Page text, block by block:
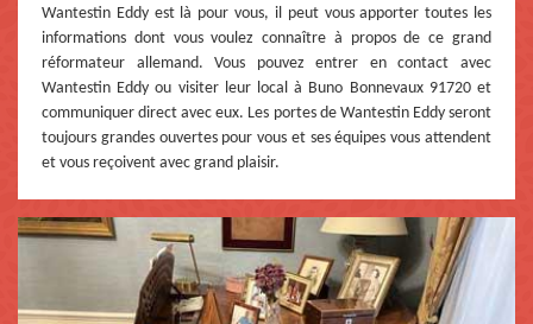
Wantestin Eddy est là pour vous, il peut vous apporter toutes les
informations dont vous voulez connaître à propos de ce grand
réformateur allemand. Vous pouvez entrer en contact avec
Wantestin Eddy ou visiter leur local à Buno Bonnevaux 91720 et
communiquer direct avec eux. Les portes de Wantestin Eddy seront
toujours grandes ouvertes pour vous et ses équipes vous attendent
et vous reçoivent avec grand plaisir.